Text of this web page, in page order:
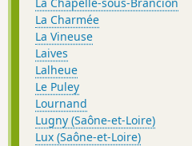
La Chapelle-sous-Brancion
La Charmée
La Vineuse
Laives
Lalheue
Le Puley
Lournand
Lugny (Saône-et-Loire)
Lux (Saône-et-Loire)